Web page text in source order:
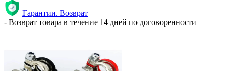
Гарантии. Возврат
- Возврат товара в течение 14 дней по договоренности